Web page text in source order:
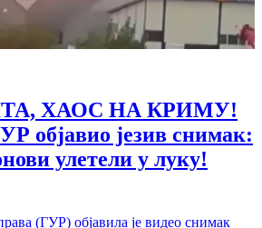
ХАОС НА КРИМУ!
објавио језив снимак:
улетели у луку!
(ГУР) објавила је видео снимак